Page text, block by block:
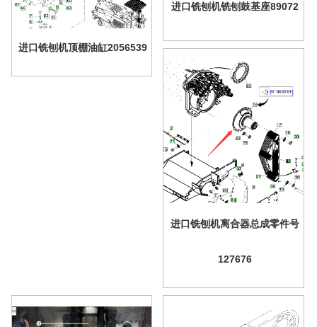
进口铣刨机顶棚油缸2056539
进口铣刨机铣刨鼓基座89072
进口铣刨机离合器总成零件号
127676